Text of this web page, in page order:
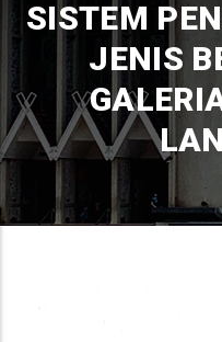
SISTEM
JENIS